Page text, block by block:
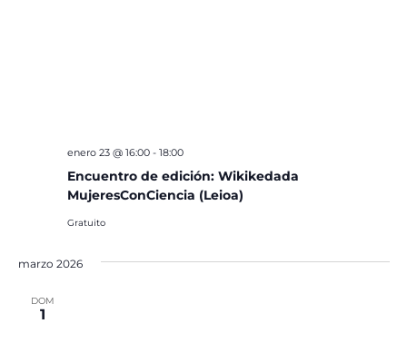
Encuentro de edición: Wikikedada
MujeresConCiencia (Leioa)
enero 23 @ 16:00- 18:00
Gratuito
marzo 2026
DOM
1